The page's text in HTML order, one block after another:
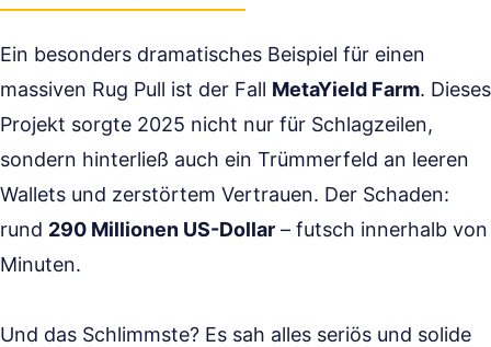
Ein besonders dramatisches Beispiel für einen
massiven Rug Pull ist der Fall MetaYield Farm. Dieses
Projekt sorgte 2025 nicht nur für Schlagzeilen,
sondern hinterließ auch ein Trümmerfeld an leeren
Wallets und zerstörtem Vertrauen. Der Schaden:
rund 290 Millionen US-Dollar – futsch innerhalb von
Minuten.
Und das Schlimmste? Es sah alles seriös und solide